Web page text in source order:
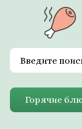
Горячие